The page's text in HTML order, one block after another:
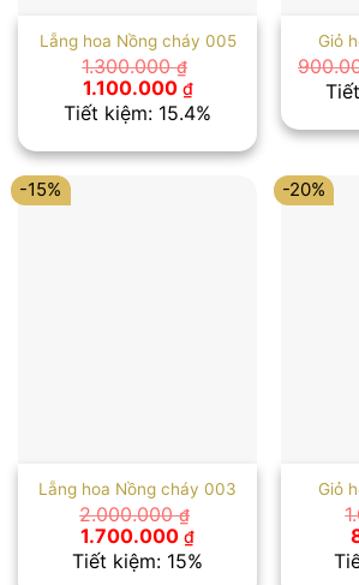
Lẵng hoa Nồng cháy 005
1.300.000₫
Giá
gốc
là:
1.100.000 ₫Giá
hiện
tại
1.100.000 ₫.
Tiết kiệm: 15.4%
Giỏ
-15%
Lẵng hoa Nồng cháy 003
2.000.000₫
Giá
gốc
là:
1.700.000 ₫Giá
hiện
tại
Tiết kiệm: 15%
-20%
Giỏ